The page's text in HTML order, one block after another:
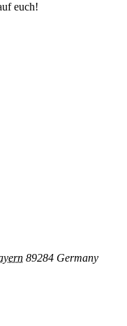
euch!
89284 Germany